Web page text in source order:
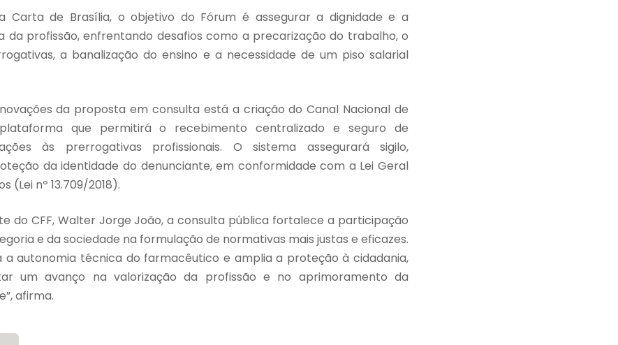
Carta de Brasília, o objetivo do Fórum é assegurar a dignidade e a
da profissão, enfrentando desafios como a precarização do trabalho, o
a banalização do ensino e a necessidade de um piso salarial
da proposta em consulta está a criação do Canal Nacional de
plataforma que permitirá o recebimento centralizado e seguro de
às prerrogativas profissionais. O sistema assegurará sigilo,
da identidade do denunciante, em conformidade com a Lei Geral
(Lei nº 13.709/2018).
do CFF, Walter Jorge João, a consulta pública fortalece a participação
e da sociedade na formulação de normativas mais justas e eficazes.
a autonomia técnica do farmacêutico e amplia a proteção à cidadania,
um avanço na valorização da profissão e no aprimoramento da
afirma.